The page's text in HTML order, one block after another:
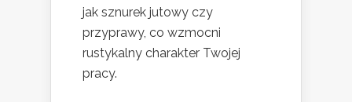
jak sznurek jutowy czy
przyprawy, co wzmocni
rustykalny charakter Twojej
pracy.